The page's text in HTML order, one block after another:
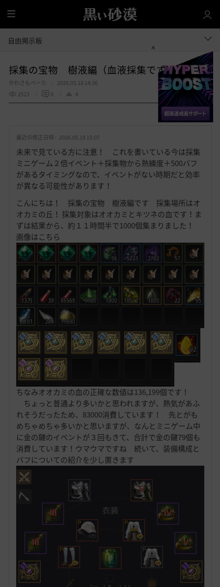
全
体
自由掲示板
採集の宝物 樹液編（血液採集です）
かわさもべーた
2026.05.18 14:36
2523
0 4
お
入
り
共有する
最近の修正日時 : 2026.05.18 15:07
未来で見ている方に注意！ これを書いている今は採集
ミニゲーム２倍イベント＋採集物から熟練度＋500バフ
があるタイミングなので、イベントがない時期だと効率
が異なる可能性があります！
こんにちは！ 採集の宝物 樹液編です 採集場所はオ
オカミの丘！ 採集対象はオオカミとキツネの血です！ま
ずは結果から、約１１時間半で1000個集まりました！
画像はこちら
ちなみオオカミの血の正確な数値は136,199個です！
ちょっと普通より多いかと思われますが、熱気があふ
れそうだったため、83000消費しています！ 先とがも
めちゃめちゃ多いかと思いますが、なんとミニゲーム中
に金の鍵のイベントが３回もきて、合計で金の鍵79個も
消費しています！ウマウマですね 続いて、装備構成と
バフについての紹介を少し置きます